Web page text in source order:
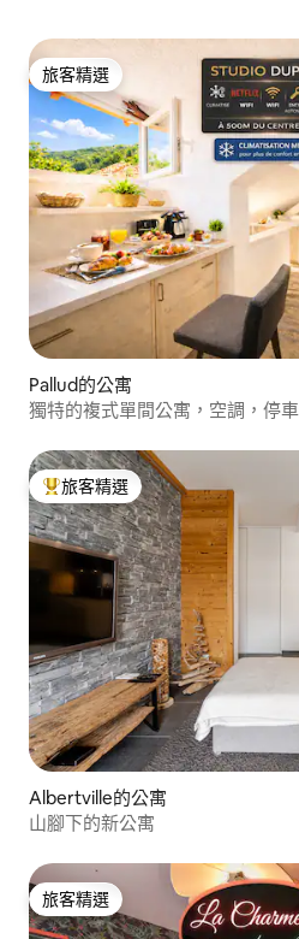
旅客精選
旅客精選
Pallud的公寓
獨特的複式單間公寓，空調，停
旅客精選榜首
旅客精選
Albertville的公寓
山腳下的新公寓
旅客精選
旅客精選